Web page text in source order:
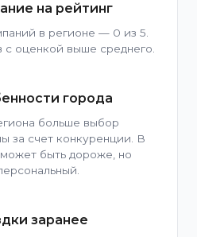
на рейтинг
в регионе — 0 из 5.
оценкой выше среднего.
города
больше выбор
за счет конкуренции. В
быть дороже, но
заранее